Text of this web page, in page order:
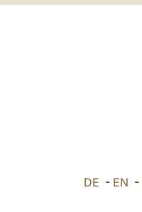
DE - EN -